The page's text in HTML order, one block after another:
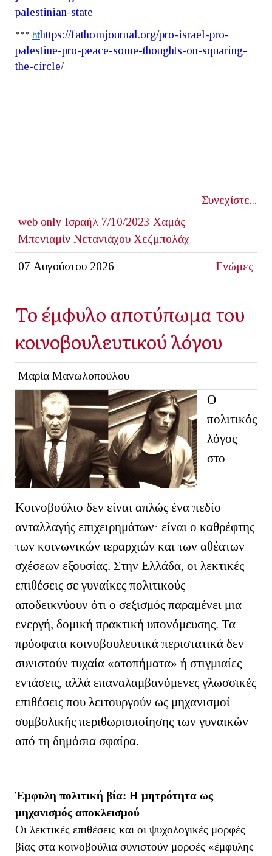
palestinian-state
*** hthttps://fathomjournal.org/pro-israel-pro-
palestine-pro-peace-some-thoughts-on-squaring-
the-circle/
Συνεχίστε...
web only Ισραήλ 7/10/2023 Χαμάς
Μπενιαμίν Νετανιάχου Χεζμπολάχ
07 Αυγούστου 2026 Γνώμες
Το έμφυλο αποτύπωμα του
κοινοβουλευτικού λόγου
Μαρία Μανωλοπούλου
Ο
πολιτικός
λόγος
στο
Κοινοβούλιο δεν είναι απλώς ένα πεδίο
ανταλλαγής επιχειρημάτων· είναι ο καθρέφτης
των κοινωνικών ιεραρχιών και των αθέατων
σχέσεων εξουσίας. Στην Ελλάδα, οι λεκτικές
επιθέσεις σε γυναίκες πολιτικούς
αποδεικνύουν ότι ο σεξισμός παραμένει μια
ενεργή, δομική πρακτική υπονόμευσης. Τα
πρόσφατα κοινοβουλευτικά περιστατικά δεν
συνιστούν τυχαία «ατοπήματα» ή στιγμιαίες
εντάσεις, αλλά επαναλαμβανόμενες γλωσσικές
επιθέσεις που λειτουργούν ως μηχανισμοί
συμβολικής περιθωριοποίησης των γυναικών
από τη δημόσια σφαίρα.
Έμφυλη πολιτική βία: Η μητρότητα ως
μηχανισμός αποκλεισμού
Οι λεκτικές επιθέσεις και οι ψυχολογικές μορφές
βίας στα κοινοβούλια συνιστούν μορφές «έμφυλης